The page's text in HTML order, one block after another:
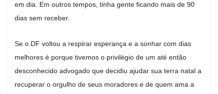
em dia. Em outros tempos, tinha gente ficando mais de 90
dias sem receber.
Se o DF voltou a respirar esperança e a sonhar com dias
melhores é porque tivemos o privilégio de um até então
desconhecido advogado que decidiu ajudar sua terra natal a
recuperar o orgulho de seus moradores e de quem ama a